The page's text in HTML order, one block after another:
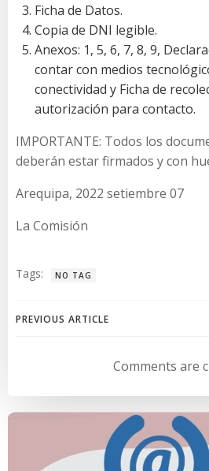
Ficha de Datos.
Copia de DNI legible.
Anexos: 1, 5, 6, 7, 8, 9,
contar con medios
conectividad y Ficha de
autorización para contacto.
IMPORTANTE: Todos los
deberán estar firmados y con
Arequipa, 2022 setiembre 07
La Comisión
Tags: NO TAG
Navegación
entradas
PREVIOUS ARTICLE
Comments are